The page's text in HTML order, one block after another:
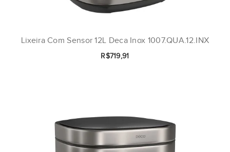
Lixeira Com Sensor 12L Deca Inox 1007.QUA.12.INX
R$719,91